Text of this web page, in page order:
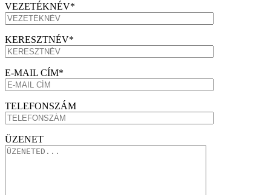
VEZETÉKNÉV*
KERESZTNÉV*
E-MAIL CÍM*
TELEFONSZÁM
ÜZENET